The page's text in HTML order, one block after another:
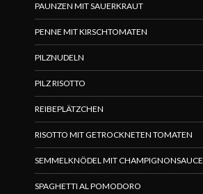
PAUNZEN MIT SAUERKRAUT
PENNE MIT KIRSCHTOMATEN
PILZNUDELN
PILZ RISOTTO
REIBEPLÄTZCHEN
RISOTTO MIT GETROCKNETEN TOMATEN
SEMMELKNÖDEL MIT CHAMPIGNONSAUCE
SPAGHETTI AL POMODORO